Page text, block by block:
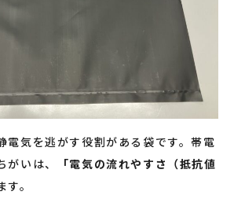
電気を逃がす役割がある袋です。帯電
いは、
「電気の流れやすさ（抵抗値
。